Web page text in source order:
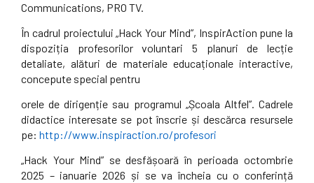
Communications, PRO TV.
În cadrul proiectului „Hack Your Mind”, InspirAction pune la
dispoziția profesorilor voluntari 5 planuri de lecție
detaliate, alături de materiale educaționale interactive,
concepute special pentru
orele de dirigenție sau programul „Școala Altfel”. Cadrele
didactice interesate se pot înscrie și descărca resursele
pe: http://www.inspiraction.ro/profesori
„Hack Your Mind” se desfășoară în perioada octombrie
2025 – ianuarie 2026 și se va încheia cu o conferință